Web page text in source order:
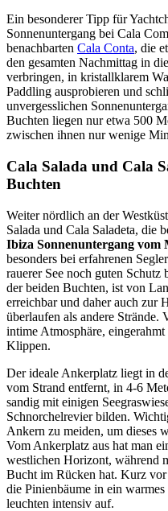
Ein besonderer Tipp für
Sonnenuntergang bei Cala
benachbarten Cala Conta, die
den gesamten Nachmittag in
verbringen, in kristallklarem
Paddling ausprobieren und
unvergesslichen
Buchten liegen nur etwa 500
zwischen ihnen nur wenige
Cala Salada und Cala
Buchten
Weiter nördlich an der
Salada und Cala Saladeta, die
Ibiza Sonnenuntergang vom
besonders bei erfahrenen
rauerer See noch guten Schutz
der beiden Buchten, ist von
erreichbar und daher auch zur
überlaufen als andere Strände.
intime Atmosphäre,
Klippen.
Der ideale Ankerplatz liegt in
vom Strand entfernt, in 4-6
sandig mit einigen
Schnorchelrevier bilden.
Ankern zu meiden, um dieses
Vom Ankerplatz aus hat man
westlichen Horizont, während
Bucht im Rücken hat. Kurz
die Pinienbäume in ein
leuchten intensiv auf.